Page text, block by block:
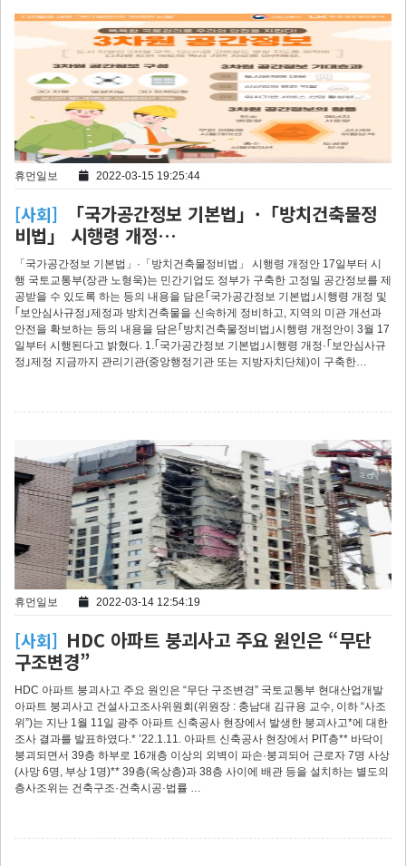
휴먼일보 2022-03-15 19:25:44
[사회]
「국가공간정보 기본법」·「방치건축물정
비법」 시행령 개정…
「국가공간정보 기본법」·「방치건축물정비법」 시행령 개정안 17일부터 시
행 국토교통부(장관 노형욱)는 민간기업도 정부가 구축한 고정밀 공간정보를 제
공받을 수 있도록 하는 등의 내용을 담은｢국가공간정보 기본법｣시행령 개정 및
｢보안심사규정｣제정과 방치건축물을 신속하게 정비하고, 지역의 미관 개선과
안전을 확보하는 등의 내용을 담은｢방치건축물정비법｣시행령 개정안이 3월 17
일부터 시행된다고 밝혔다. 1.｢국가공간정보 기본법｣시행령 개정·｢보안심사규
정｣제정 지금까지 관리기관(중앙행정기관 또는 지방자치단체)이 구축한…
휴먼일보 2022-03-14 12:54:19
[사회] HDC 아파트 붕괴사고 주요 원인은 “무단
구조변경”
HDC 아파트 붕괴사고 주요 원인은 “무단 구조변경” 국토교통부 현대산업개발
아파트 붕괴사고 건설사고조사위원회(위원장 : 충남대 김규용 교수, 이하 “사조
위”)는 지난 1월 11일 광주 아파트 신축공사 현장에서 발생한 붕괴사고*에 대한
조사 결과를 발표하였다.* ’22.1.11. 아파트 신축공사 현장에서 PIT층** 바닥이
붕괴되면서 39층 하부로 16개층 이상의 외벽이 파손·붕괴되어 근로자 7명 사상
(사망 6명, 부상 1명)** 39층(옥상층)과 38층 사이에 배관 등을 설치하는 별도의
층사조위는 건축구조·건축시공·법률 …